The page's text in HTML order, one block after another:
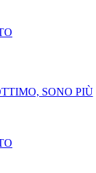
SONO PIÙ